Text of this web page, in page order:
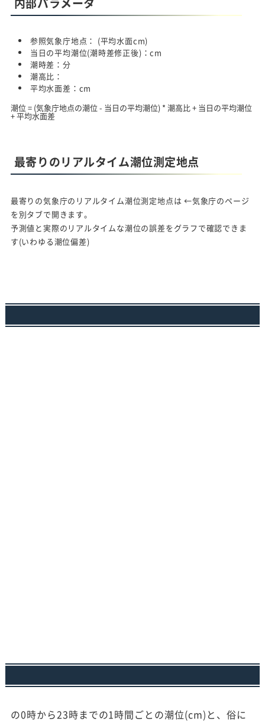
参照気象庁地点： (平均水面cm)
当日の平均潮位(潮時差修正後)：cm
潮時差：分
潮高比：
平均水面差： cm
潮位 = (気象庁地点の潮位 - 当日の平均潮位) * 潮高比 + 当日の平均潮位
+ 平均水面差
最寄りのリアルタイム潮位測定地点
最寄りの気象庁のリアルタイム潮位測定地点は ←気象庁のページ
を別タブで開きます。
予測値と実際のリアルタイムな潮位の誤差をグラフで確認できま
す(いわゆる潮位偏差)
の0時から23時までの1時間ごとの潮位(cm)と、俗に